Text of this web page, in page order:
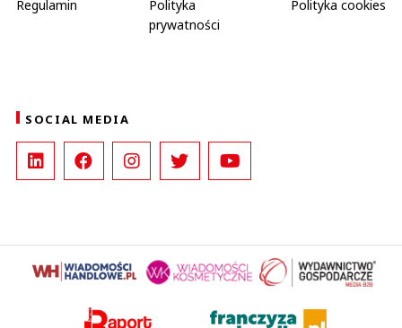
Regulamin
Polityka
prywatności
Polityka cookies
SOCIAL MEDIA